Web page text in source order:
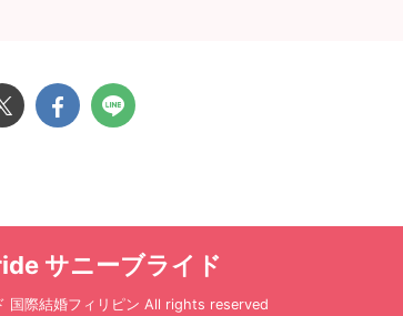
サニーブライド
国際結婚フィリピン All rights reserved